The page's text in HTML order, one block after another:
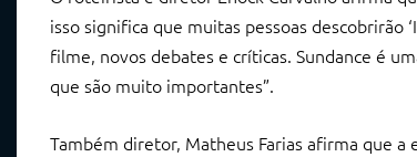
isso significa que muitas pessoas descobrirão
filme, novos debates e críticas. Sundance é
que são muito importantes”.
Também diretor, Matheus Farias afirma que